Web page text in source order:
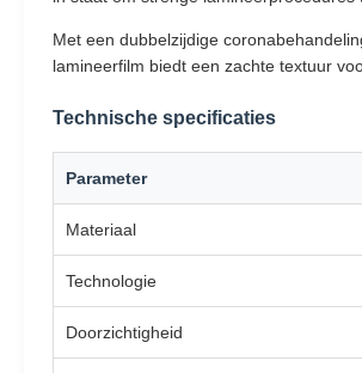
Met een dubbelzijdige
lamineerfilm biedt een zachte textuur
Technische specificaties
Parameter
Materiaal
Technologie
Doorzichtigheid